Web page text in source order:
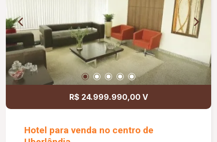
R$ 24.999.990,00 V
Hotel para venda no centro de